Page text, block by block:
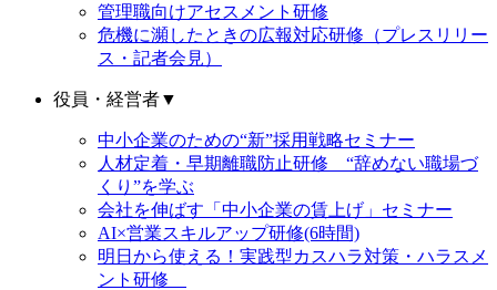
管理職向けアセスメント研修
危機に瀕したときの広報対応研修（プレスリリー
ス・記者会見）
役員・経営者▼
中小企業のための“新”採用戦略セミナー
人材定着・早期離職防止研修 “辞めない職場づ
くり”を学ぶ
会社を伸ばす「中小企業の賃上げ」セミナー
AI×営業スキルアップ研修(6時間)
明日から使える！実践型カスハラ対策・ハラスメ
ント研修